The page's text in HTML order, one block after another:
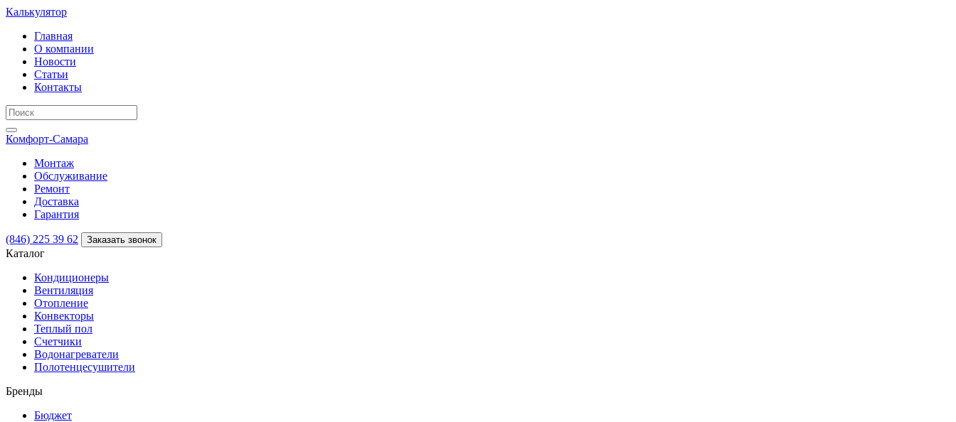
Калькулятор
Главная
О компании
Новости
Статьи
Контакты
Комфорт-Самара
Монтаж
Обслуживание
Ремонт
Доставка
Гарантия
(846) 225 39 62 Заказать звонок
Каталог
Кондиционеры
Вентиляция
Отопление
Конвекторы
Теплый пол
Счетчики
Водонагреватели
Полотенцесушители
Бренды
Бюджет